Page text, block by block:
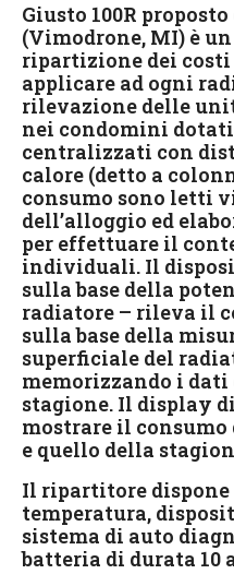
Giusto 100R
(Vimodrone, MI) è
ripartizione dei
applicare ad ogni
rilevazione delle
nei condomini
centralizzati con
calore (detto a
consumo sono letti
dell’alloggio ed
per effettuare il
individuali. Il
sulla base della
radiatore – rileva il
sulla base della
superficiale del
memorizzando i
stagione. Il display
mostrare il
e quello della
Il ripartitore dispone
temperatura,
sistema di auto
batteria di durata 10